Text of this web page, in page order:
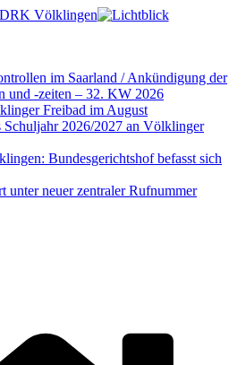
im Saarland / Ankündigung der
und -zeiten – 32. KW 2026
Freibad im August
Schuljahr 2026/2027 an Völklinger
Bundesgerichtshof befasst sich
unter neuer zentraler Rufnummer